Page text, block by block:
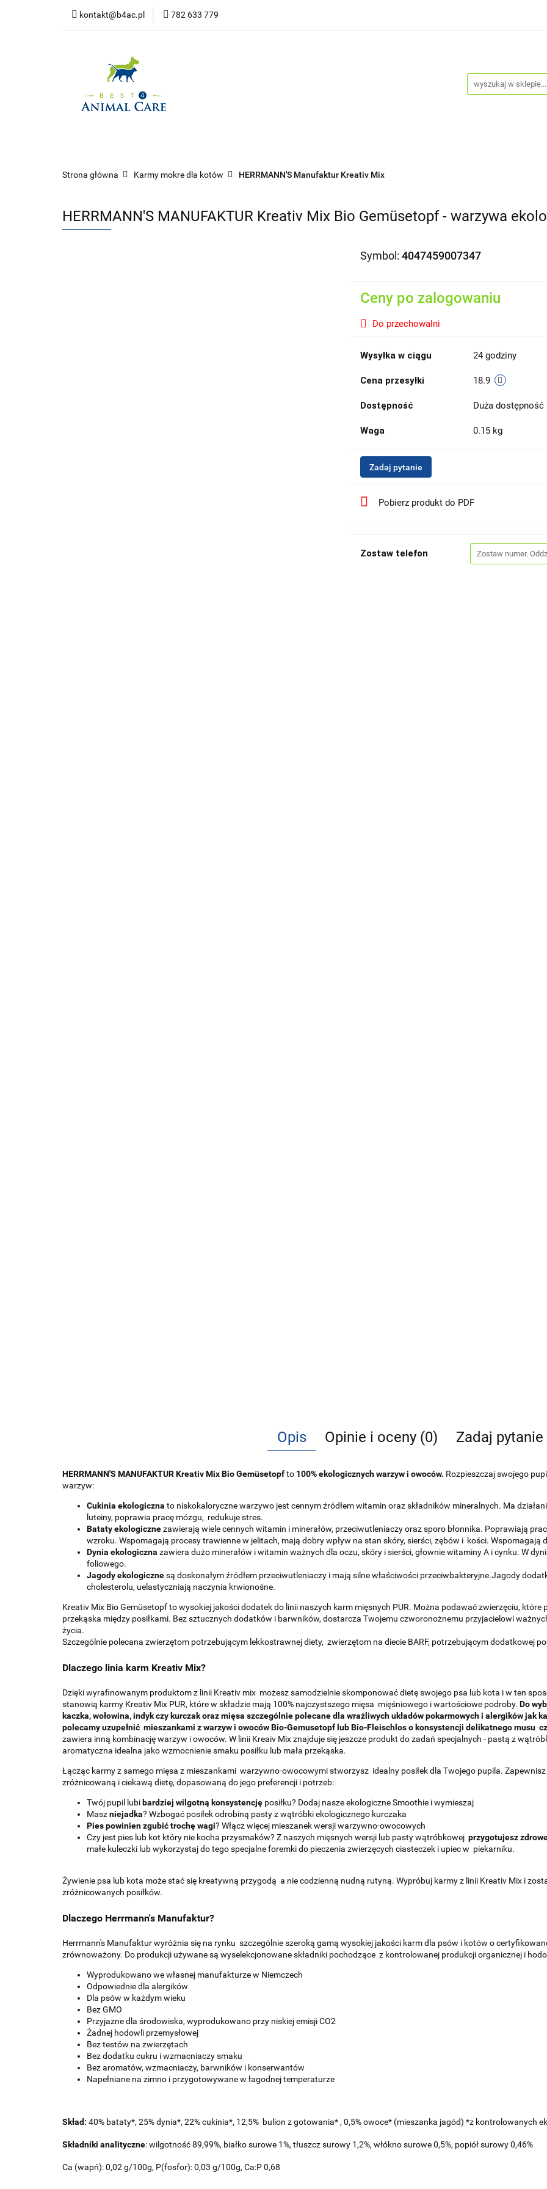
kontakt@b4ac.pl 782 633 779
Strona główna
Strona główna Karmy mokre dla kotów HERRMANN'S Manufaktur Kreativ Mix
HERRMANN'S MANUFAKTUR Kreativ Mix Bio Gemüsetopf - warzywa
Symbol: 4047459007347
Ceny po zalogowaniu
Do przechowalni
Wysyłka w ciągu 24 godziny
Cena przesyłki 18.9
Dostępność Duża dostępność
Waga 0.15 kg
Zadaj pytanie
Pobierz produkt do PDF
Zostaw telefon
Opis Opinie i oceny (0) Zadaj pytanie
HERRMANN'S MANUFAKTUR Kreativ Mix Bio Gemüsetopfto 100% ekologicznych warzyw i owoców. Rozpieszczaj swojego
warzyw:
Cukinia ekologiczna to niskokaloryczne warzywo jest cennym źródłem witamin oraz składników mineralnych. Ma
luteiny, poprawia pracę mózgu, redukuje stres.
Bataty ekologicznezawierają wiele cennych witamin i minerałów, przeciwutleniaczy oraz sporo błonnika. Poprawiają
wzroku. Wspomagają procesy trawienne w jelitach, mają dobry wpływ na stan skóry, sierści, zębów i kości. Wspomagają
Dynia ekologiczna zawiera dużo minerałów i witamin ważnych dla oczu, skóry i sierści, głownie witaminy A i cynku. W
foliowego.
Jagody ekologicznesą doskonałym źródłem przeciwutleniaczy i mają silne właściwości przeciwbakteryjne.Jagody
cholesterolu, uelastyczniają naczynia krwionośne.
Kreativ Mix Bio Gemüsetopf to wysokiej jakości dodatek do linii naszych karm mięsnych PUR. Można podawać zwierzęciu,
przekąska między posiłkami. Bez sztucznych dodatków i barwników, dostarcza Twojemu czworonożnemu przyjacielowi
życia.
Szczególnie polecana zwierzętom potrzebującym lekkostrawnej diety, zwierzętom na diecie BARF, potrzebującym dodatkowej
Dlaczego linia karm Kreativ Mix?
Dzięki wyrafinowanym produktom z linii Kreativ mix możesz samodzielnie skomponować dietę swojego psa lub kota i w ten
stanowią karmy Kreativ Mix PUR, które w składzie mają 100% najczystszego mięsa mięśniowego i wartościowe podroby. Do
kaczka, wołowina, indyk czy kurczak oraz mięsa szczególnie polecane dla wrażliwych układów pokarmowych i alergików jak
polecamy uzupełnić mieszankami z warzyw i owoców Bio-Gemusetopf lub Bio-Fleischlos o konsystencji delikatnego musu
zawiera inną kombinację warzyw i owoców. W linii Kreaiv Mix znajduje się jeszcze produkt do zadań specjalnych - pastą z
aromatyczna idealna jako wzmocnienie smaku posiłku lub mała przekąska.
Łącząc karmy z samego mięsa z mieszankami warzywno-owocowymi stworzysz idealny posiłek dla Twojego pupila.
zróżnicowaną i ciekawą dietę, dopasowaną do jego preferencji i potrzeb:
Twój pupil lubi bardziej wilgotną konsystencję posiłku? Dodaj nasze ekologiczne Smoothie i wymieszaj
Maszniejadka? Wzbogać posiłek odrobiną pasty z wątróbki ekologicznego kurczaka
Pies powinien zgubić trochę wagi? Włącz więcej mieszanek wersji warzywno-owocowych
Czy jest pies lub kot który nie kocha przysmaków? Z naszych mięsnych wersji lub pasty wątróbkowej przygotujesz
małe kuleczki lub wykorzystaj do tego specjalne foremki do pieczenia zwierzęcych ciasteczek i upiec w piekarniku.
Żywienie psa lub kota może stać się kreatywną przygodą a nie codzienną nudną rutyną. Wypróbuj karmy z linii Kreativ Mix i
zróżnicowanych posiłków.
Dlaczego Herrmann's Manufaktur?
Herrmann's Manufaktur wyróżnia się na rynku szczególnie szeroką gamą wysokiej jakości karm dla psów i kotów o
zrównoważony. Do produkcji używane są wyselekcjonowane składniki pochodzące z kontrolowanej produkcji organicznej i
Wyprodukowano we własnej manufakturze w Niemczech
Odpowiednie dla alergików
Dla psów w każdym wieku
Bez GMO
Przyjazne dla środowiska, wyprodukowano przy niskiej emisji CO2
Żadnej hodowli przemysłowej
Bez testów na zwierzętach
Bez dodatku cukru i wzmacniaczy smaku
Bez aromatów, wzmacniaczy, barwników i konserwantów
Napełniane na zimno i przygotowywane w łagodnej temperaturze
Skład: 40% bataty*, 25% dynia*, 22% cukinia*, 12,5% bulion z gotowania* , 0,5% owoce* (mieszanka jagód) *z kontrolowanych
Składniki analityczne: wilgotność 89,99%, białko surowe 1%, tłuszcz surowy 1,2%, włókno surowe 0,5%, popiół surowy 0,46%
Ca (wapń): 0,02 g/100g, P(fosfor): 0,03 g/100g, Ca:P 0,68